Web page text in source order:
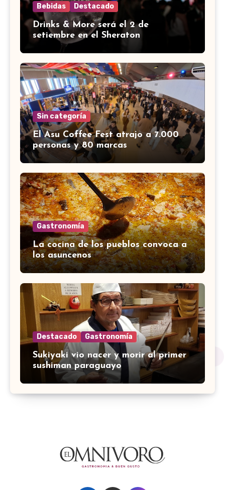
Bebidas Destacado
Drinks & More será el 2 de
setiembre en el Sheraton
Sin categoría
El Asu Coffee Fest atrajo a 7.000
personas y 80 marcas
Gastronomía
La cocina de los pueblos convoca a
los asuncenos
Destacado Gastronomía
Sukiyaki vio nacer y morir al primer
sushiman paraguayo